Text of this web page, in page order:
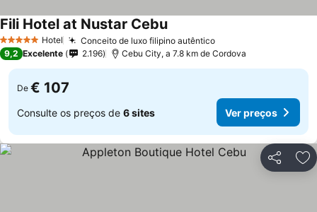
5 Estrelas Hotel Conceito de luxo filipino autênticoVer preços
Fili Hotel at Nustar CebuVer preços
9,2 Excelente 2.196 Cebu City, a 7.8 km de Cordova
De € 107
Consulte os preços de 6 sites Ver preços
Partilhar